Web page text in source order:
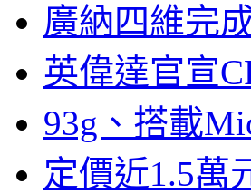
廣納四維完
英偉達官宣
93g、搭載
定價近1.5萬